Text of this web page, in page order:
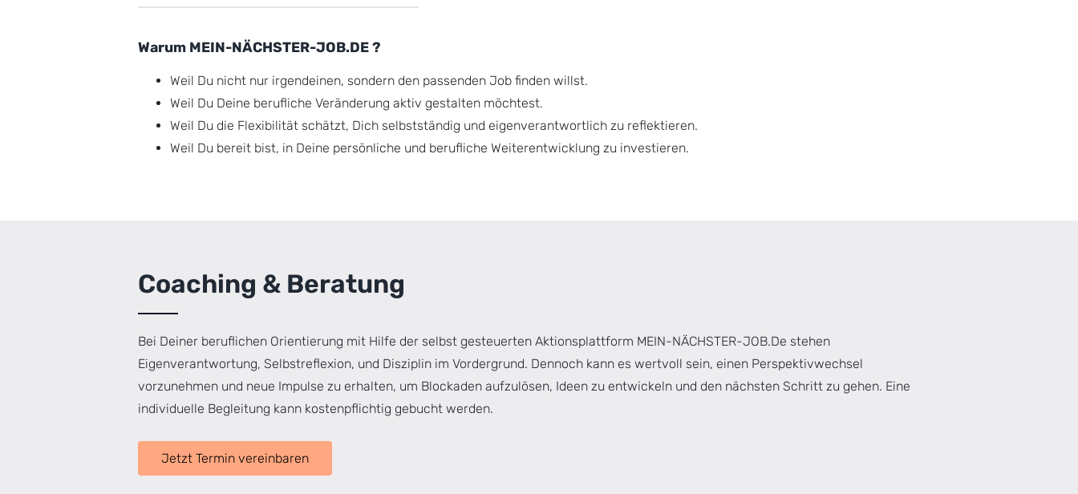
Warum MEIN-NÄCHSTER-JOB.DE ?
Weil Du nicht nur irgendeinen, sondern den passenden Job finden willst.
Weil Du Deine berufliche Veränderung aktiv gestalten möchtest.
Weil Du die Flexibilität schätzt, Dich selbstständig und eigenverantwortlich zu reflektieren.
Weil Du bereit bist, in Deine persönliche und berufliche Weiterentwicklung zu investieren.
Coaching & Beratung
Bei Deiner beruflichen Orientierung mit Hilfe der selbst gesteuerten Aktionsplattform MEIN-NÄCHSTER-JOB.De stehen
Eigenverantwortung, Selbstreflexion, und Disziplin im Vordergrund. Dennoch kann es wertvoll sein, einen Perspektivwechsel
vorzunehmen und neue Impulse zu erhalten, um Blockaden aufzulösen, Ideen zu entwickeln und den nächsten Schritt zu gehen. Eine
individuelle Begleitung kann kostenpflichtig gebucht werden.
Jetzt Termin vereinbaren